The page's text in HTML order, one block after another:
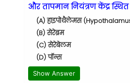
और तापमान नियंत्रण केंद्र स्थित
(A) हाइपोथैलेमस
(B) सेरेब्रम
(C) सेरेबेलम
(D) पॉन्स
Show Answer